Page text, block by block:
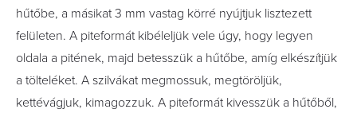
hűtőbe, a másikat 3 mm vastag körré nyújtjuk lisztezett
felületen. A piteformát kibéleljük vele úgy, hogy legyen
oldala a pitének, majd betesszük a hűtőbe, amíg elkészítjük
a tölteléket. A szilvákat megmossuk, megtöröljük,
kettévágjuk, kimagozzuk. A piteformát kivesszük a hűtőből,